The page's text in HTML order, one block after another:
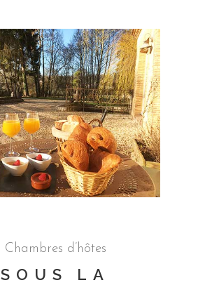
Chambres d’hôtes
SOUS LA